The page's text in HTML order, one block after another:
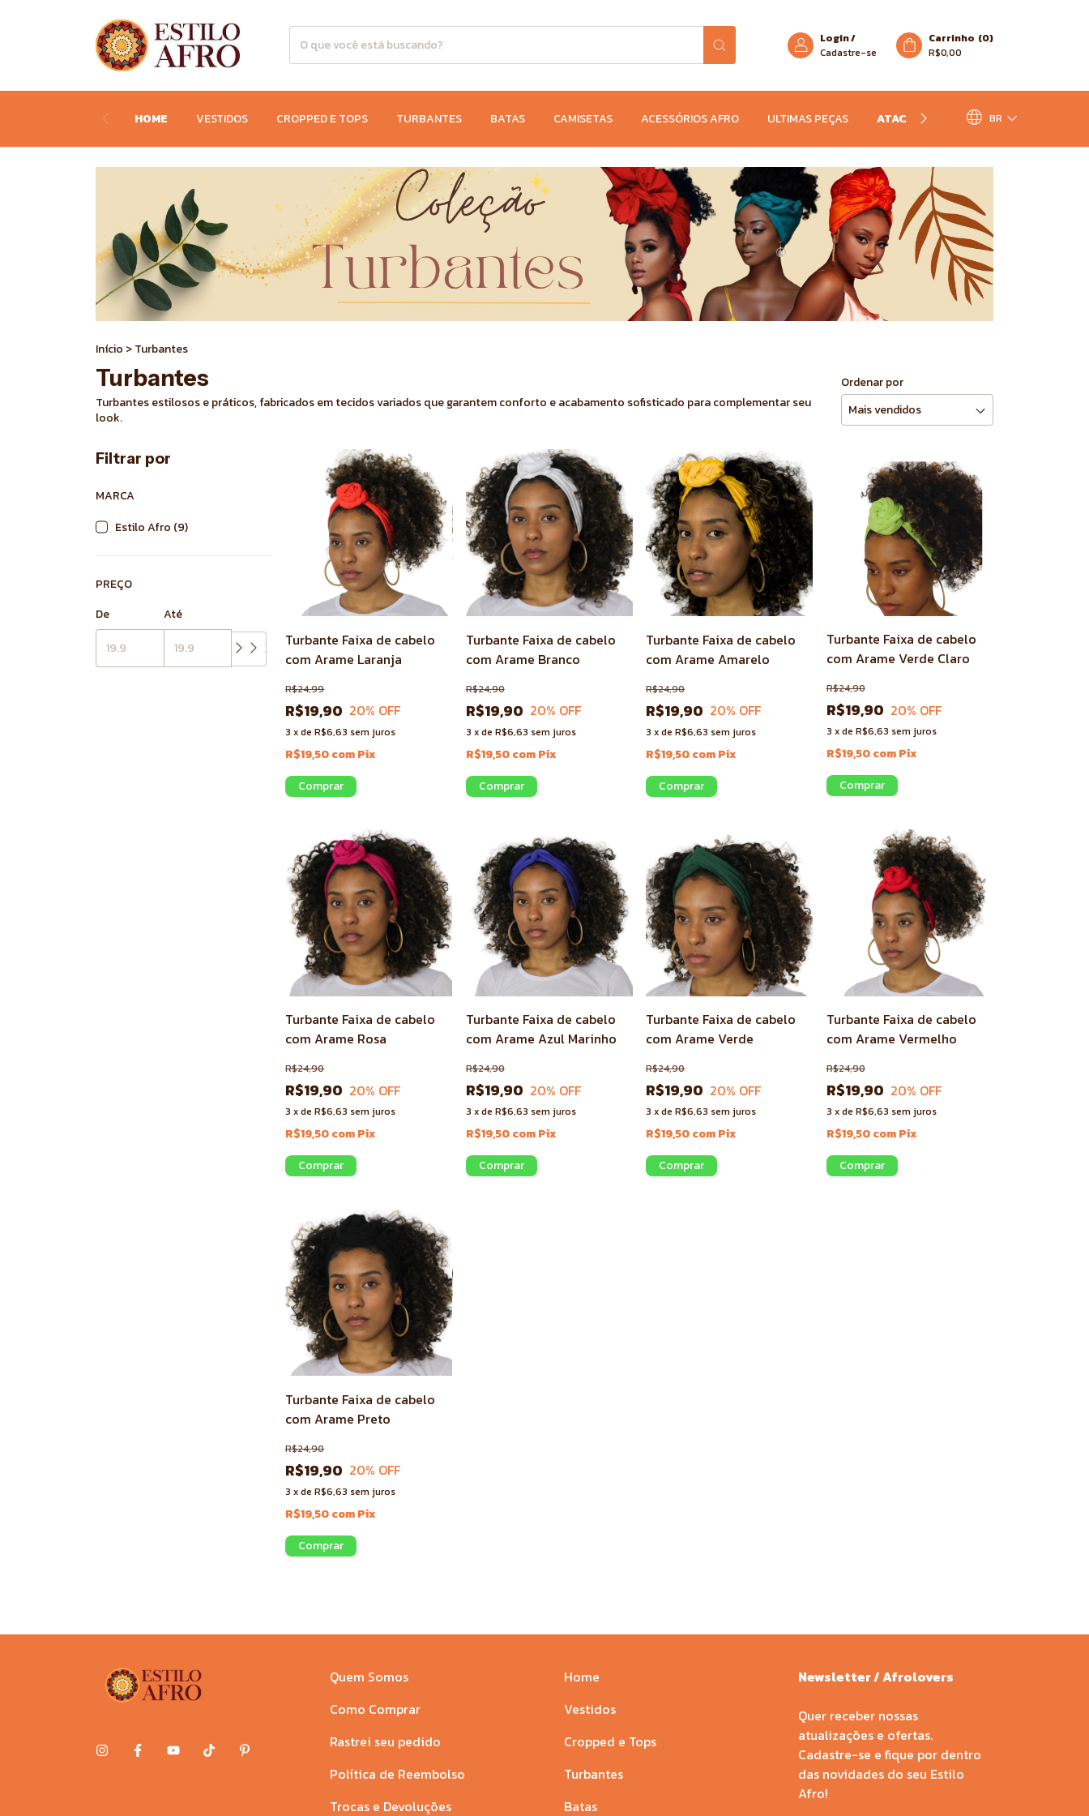
Login/
Cadastre-se
Carrinho (0)
R$0,00
HOME VESTIDOS CROPPED E TOPS TURBANTES BATAS CAMISETAS ACESSÓRIOS AFRO ULTIMAS PEÇAS ATACADO BR
Início >Turbantes
Turbantes
Turbantes estilosos e práticos, fabricados em tecidos variados que garantem conforto e acabamento sofisticado para complementar seu
look.
Ordenar por
Filtrar por
MARCA
Estilo Afro (9)
PREÇO
De
Até
Turbante Faixa de cabelo
com Arame Laranja
R$19,90
R$24,99
20% OFF
3 xdeR$6,63 sem juros
R$19,50comPix
Turbante Faixa de cabelo
com Arame Branco
R$19,90
R$24,90
20% OFF
3 xde R$6,63 sem juros
R$19,50com Pix
Turbante Faixa de cabelo
com Arame Amarelo
R$19,90
R$24,90
20% OFF
3 xdeR$6,63 sem juros
R$19,50comPix
Turbante Faixa de cabelo
com Arame Verde Claro
R$19,90
R$24,90
20% OFF
3 xde R$6,63 sem juros
R$19,50com Pix
Turbante Faixa de cabelo
com Arame Rosa
R$19,90
R$24,90
20% OFF
3 xdeR$6,63 sem juros
R$19,50comPix
Turbante Faixa de cabelo
com Arame Azul Marinho
R$19,90
R$24,90
20% OFF
3 xde R$6,63 sem juros
R$19,50com Pix
Turbante Faixa de cabelo
com Arame Verde
R$19,90
R$24,90
20% OFF
3 xdeR$6,63 sem juros
R$19,50comPix
Turbante Faixa de cabelo
com Arame Vermelho
R$19,90
R$24,90
20% OFF
3 xde R$6,63 sem juros
R$19,50com Pix
Turbante Faixa de cabelo
com Arame Preto
R$19,90
R$24,90
20% OFF
3 xdeR$6,63 sem juros
R$19,50comPix
Quem Somos
Como Comprar
Rastrei seu pedido
Política de Reembolso
Trocas e Devoluções
Home
Vestidos
Cropped e Tops
Turbantes
Batas
Newsletter / Afrolovers
Quer receber nossas
atualizações e ofertas.
Cadastre-se e fique por dentro
das novidades do seu Estilo
Afro!